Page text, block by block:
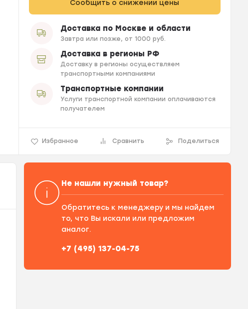
Сообщить о снижении цены
Доставка по Москве и области
Завтра или позже, от 1000 руб.
Доставка в регионы РФ
Доставку в регионы осуществляем
транспортными компаниями
Транспортные компании
Услуги транспортной компании оплачиваются
получателем
Избранное Сравнить Поделиться
Не нашли нужный товар?
Обратитесь к менеджеру и мы найдем
то, что Вы искали или предложим
аналог.
+7 (495) 137-04-75